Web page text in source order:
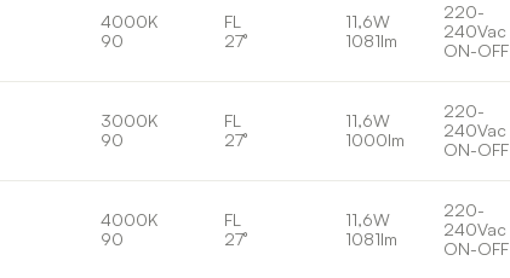
4000K
90
FL
27°
11,6W
1081lm
220-
240Vac
ON-OFF
3000K
90
FL
27°
11,6W
1000lm
220-
240Vac
ON-OFF
4000K
90
FL
27°
11,6W
1081lm
220-
240Vac
ON-OFF